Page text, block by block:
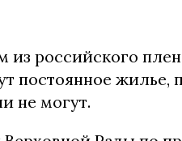
российского
постоянное жилье,
не могут.